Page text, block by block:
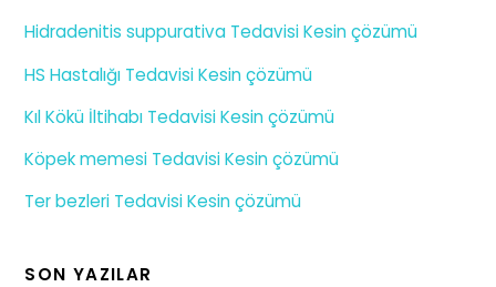
Hidradenitis suppurativa Tedavisi Kesin çözümü
HS Hastalığı Tedavisi Kesin çözümü
Kıl Kökü İltihabı Tedavisi Kesin çözümü
Köpek memesi Tedavisi Kesin çözümü
Ter bezleri Tedavisi Kesin çözümü
SON YAZILAR